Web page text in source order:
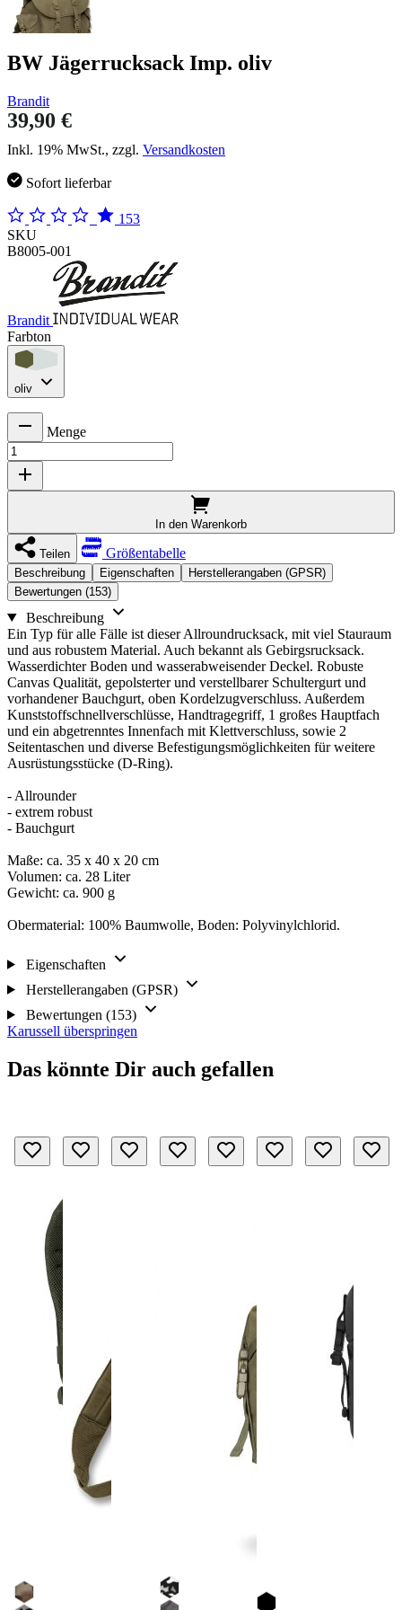
BW Jägerrucksack Imp. oliv
Brandit
39,90 €
Inkl. 19% MwSt., zzgl. Versandkosten
Sofort lieferbar
153
SKU
B8005-001
Brandit
Farbton
oliv
Menge
In den Warenkorb
Teilen Größentabelle
Beschreibung Eigenschaften
Herstellerangaben (GPSR)
Bewertungen (153)
Beschreibung
Ein Typ für alle Fälle ist dieser Allroundrucksack, mit viel Stauraum
und aus robustem Material. Auch bekannt als Gebirgsrucksack.
Wasserdichter Boden und wasserabweisender Deckel. Robuste
Canvas Qualität, gepolsterter und verstellbarer Schultergurt und
vorhandener Bauchgurt, oben Kordelzugverschluss. Außerdem
Kunststoffschnellverschlüsse, Handtragegriff, 1 großes Hauptfach
und ein abgetrenntes Innenfach mit Klettverschluss, sowie 2
Seitentaschen und diverse Befestigungsmöglichkeiten für weitere
Ausrüstungsstücke (D-Ring).
- Allrounder
- extrem robust
- Bauchgurt
Maße: ca. 35 x 40 x 20 cm
Volumen: ca. 28 Liter
Gewicht: ca. 900 g
Obermaterial: 100% Baumwolle, Boden: Polyvinylchlorid.
Eigenschaften
Herstellerangaben (GPSR)
Bewertungen (153)
Karussell überspringen
Das könnte Dir auch gefallen